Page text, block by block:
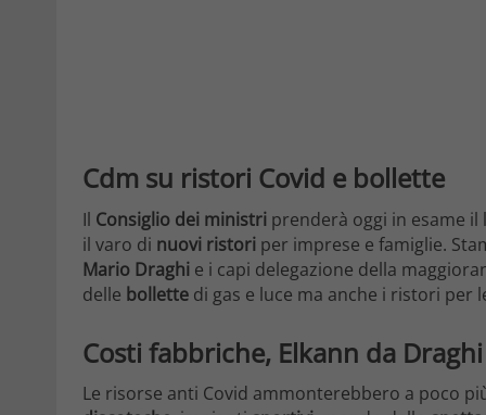
Cdm su ristori Covid e bollette
Il Consiglio dei ministri prenderà oggi in esame
il varo di nuovi ristori per imprese e famiglie.
Mario Draghi e i capi delegazione della
delle bollette di gas e luce ma anche i ristori per
Costi fabbriche, Elkann da Draghi
Le risorse anti Covid ammonterebbero a poco